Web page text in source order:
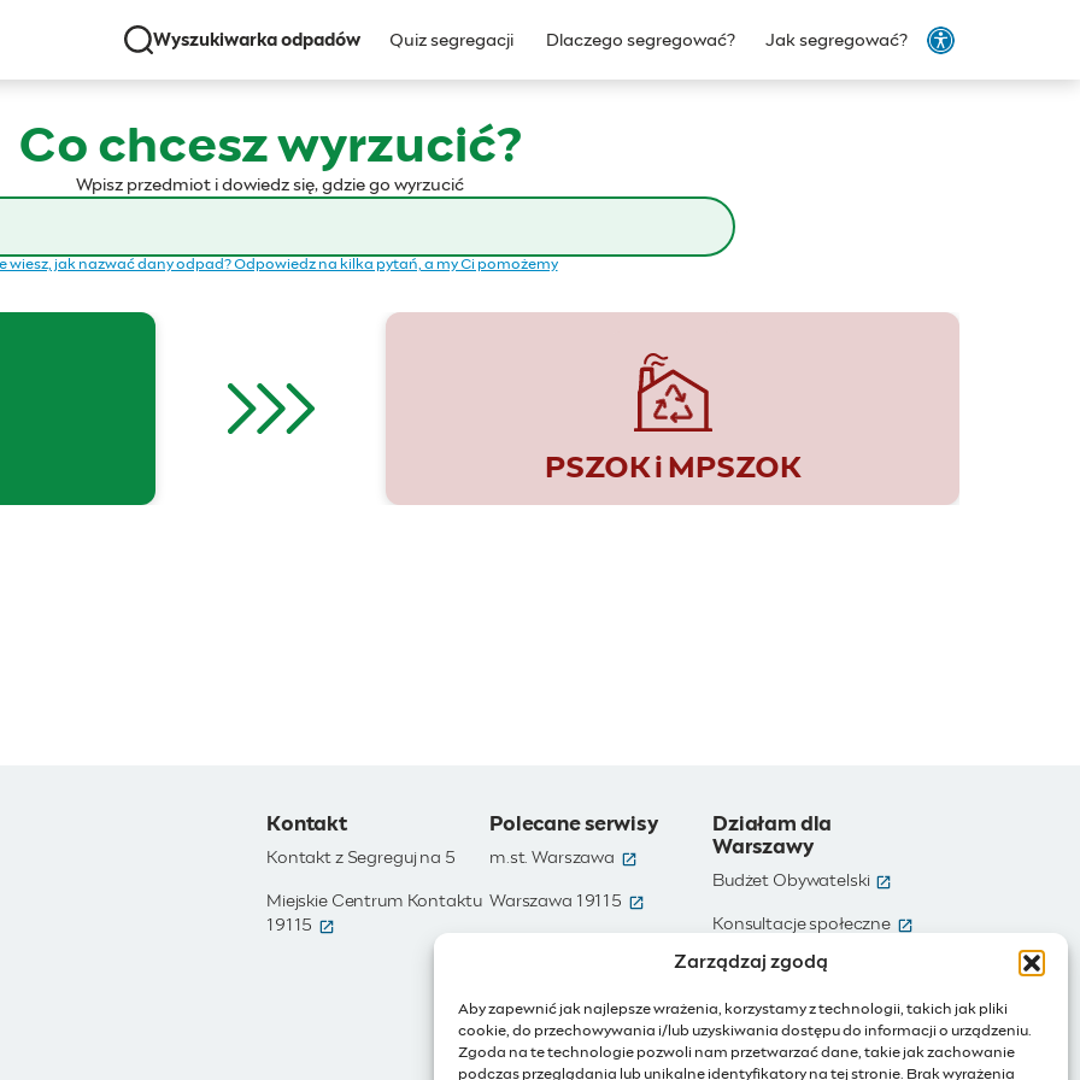
Zarządzaj zgodą
Aby zapewnić jak najlepsze wrażenia, korzystamy z technologii, takich jak pliki
cookie, do przechowywania i/lub uzyskiwania dostępu do informacji o urządzeniu.
Zgoda na te technologie pozwoli nam przetwarzać dane, takie jak zachowanie
podczas przeglądania lub unikalne identyfikatory na tej stronie. Brak wyrażenia
Wyszukiwarka odpadów Quiz segregacji Dlaczego segregować? Jak segregować?
Co chcesz wyrzucić?
Wpisz przedmiot i dowiedz się, gdzie go wyrzucić
wiesz, jak nazwać dany odpad? Odpowiedz na kilka pytań, a my Ci pomożemy
PSZOK i MPSZOK
Kontakt
Kontakt z Segreguj na 5
Miejskie Centrum Kontaktu
19115
Polecane serwisy
m.st. Warszawa (otwiera się w nowym oknie)
Warszawa 19115 (otwiera się w nowym oknie)
Zamówienia publiczne (otwiera się w nowym oknie)
IoT - Internet rzeczy (otwiera się w nowym oknie)
Działam dla
Warszawy
Budżet Obywatelski
Konsultacje społeczne (otwiera się w
Ochotnicy Warszawscy (otwiera się w